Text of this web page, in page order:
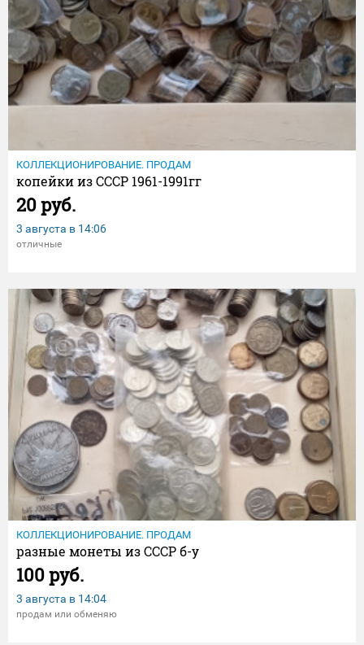
КОЛЛЕКЦИОНИРОВАНИЕ. ПРОДАМ
копейки из СССР 1961-1991гг
20 руб.
3 августа в 14:06
отличные
КОЛЛЕКЦИОНИРОВАНИЕ. ПРОДАМ
разные монеты из СССР б-у
100 руб.
3 августа в 14:04
продам или обменяю